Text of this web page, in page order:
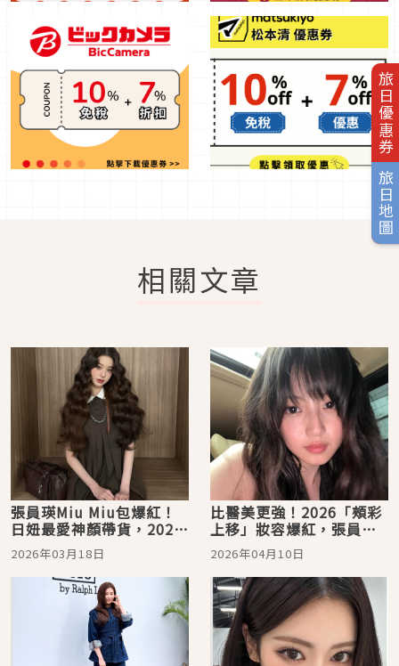
旅日優惠券
旅日地圖
相關文章
張員瑛Miu Miu包爆紅！
日妞最愛神顏帶貨，2026
最強女星 IT BAG一次看！
2026年03月18日
比醫美更強！2026「頰彩
上移」妝容爆紅，張員
瑛、今田美櫻靠「這位
置」視覺減齡5歲！
2026年04月10日